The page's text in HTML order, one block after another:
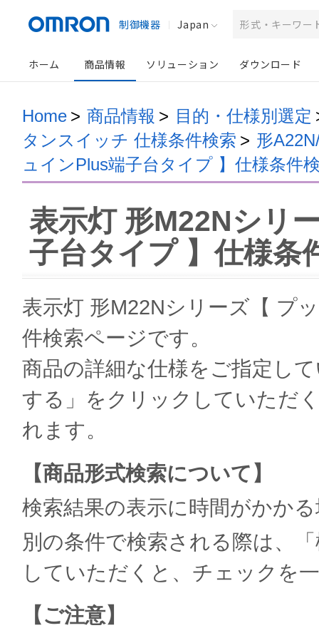
制御機器 Japan
ホーム 商品情報 ソリューション ダウンロード
Home > 商品情報 > 目的・仕様別選定
タンスイッチ 仕様条件検索 > 形
ュインPlus端子台タイプ 】仕様条件
表示灯 形M22Nシリ
子台タイプ 】仕様条
表示灯 形M22Nシリーズ【 プ
件検索ページです。
商品の詳細な仕様をご指定し
する」をクリックしていただ
れます。
【商品形式検索について】
検索結果の表示に時間がかか
別の条件で検索される際は、
していただくと、チェックを
【ご注意】